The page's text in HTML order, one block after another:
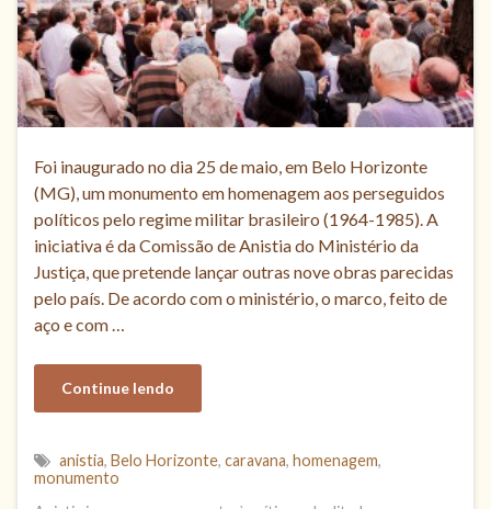
Foi inaugurado no dia 25 de maio, em Belo Horizonte
(MG), um monumento em homenagem aos perseguidos
políticos pelo regime militar brasileiro (1964-1985). A
iniciativa é da Comissão de Anistia do Ministério da
Justiça, que pretende lançar outras nove obras parecidas
pelo país. De acordo com o ministério, o marco, feito de
aço e com …
Continue lendo
anistia, Belo Horizonte, caravana, homenagem,
monumento